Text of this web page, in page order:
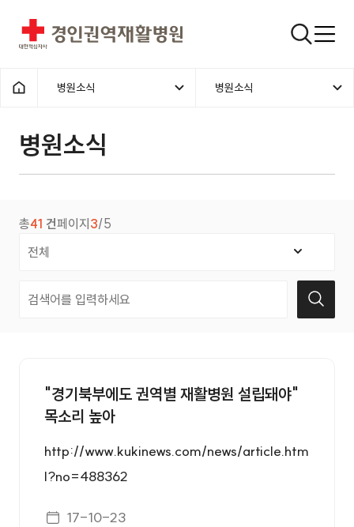
경인권역재활병원 검색창
홈으로
병원소식 병원소식
병원소식
총41 건페이지 3/5
"경기북부에도 권역별 재활병원 설립돼야"
목소리 높아
http://www.kukinews.com/news/article.htm
l?no=488362
게시일자
17-10-23